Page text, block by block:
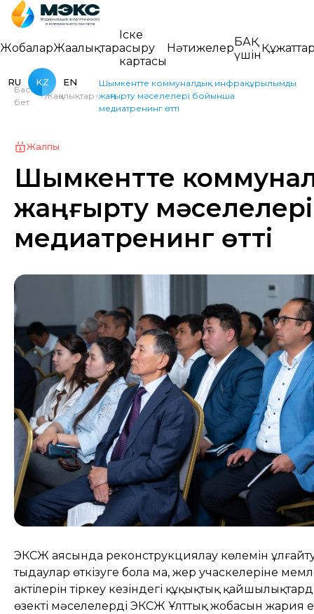
ЖобаларЖаңалықтар
Іске
асыру
картасы
НәтижелерБАҚ
үшін
RU KZ EN
Басты
бет
Жаңалықтар
Шымкентте коммуналдық инфрақұрылымды
жаңғырту мәселелері бойынша
медиатренинг өтті
Жалпы
Шымкентте
жаңғырту
медиатренинг өтті
ЭКСЖ аясында реконструкциялау көлемін
тыңдаулар өткізуге бола ма, жер учаскелеріне
актілерін тіркеу кезіндегі құқықтық
өзекті мәселелерді ЭКСЖ Ұлттық жобасын